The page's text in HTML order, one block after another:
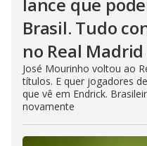
lance que
Brasil. Tudo
no Real Madrid
José Mourinho voltou ao
títulos. E quer jogadores
que vê em Endrick.
novamente